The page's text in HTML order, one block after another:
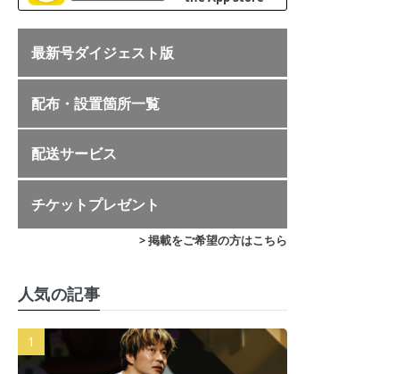
最新号ダイジェスト版
配布・設置箇所一覧
配送サービス
チケットプレゼント
> 掲載をご希望の方はこちら
人気の記事